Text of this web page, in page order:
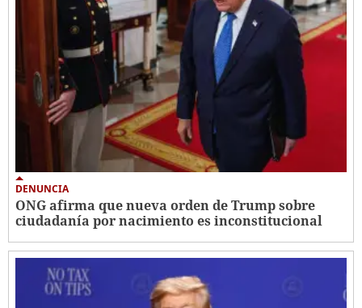
DENUNCIA
ONG afirma que nueva orden de Trump sobre
ciudadanía por nacimiento es inconstitucional